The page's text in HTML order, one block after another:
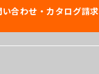
い合わせ・カタログ請求